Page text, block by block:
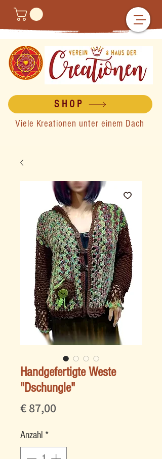
SHOP
Viele Kreationen unter einem Dach
Handgefertigte Weste
"Dschungle"
€ 87,00
Anzahl *